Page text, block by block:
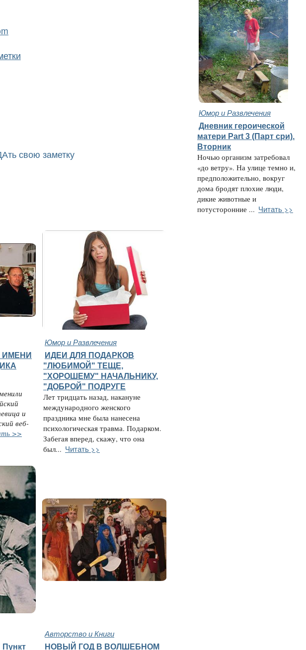
свою заметку
Юмор и Развлечения
ИМЕНИ
и
веб-
>>
ИДЕИ ДЛЯ ПОДАРКОВ
"ЛЮБИМОЙ" ТЕЩЕ,
"ХОРОШЕМУ" НАЧАЛЬНИКУ,
"ДОБРОЙ" ПОДРУГЕ
Лет тридцать назад, накануне
международного женского
праздника мне была нанесена
психологическая травма. Подарком.
Забегая вперед, скажу, что она
был... Читать >>
Авторство и Книги
НОВЫЙ ГОД В ВОЛШЕБНОМ
Юмор и Развлечения
Дневник героической
матери Part 3 (Парт сри).
Вторник
Ночью организм затребовал
«до ветру». На улице темно и,
предположительно, вокруг
дома бродят плохие люди,
дикие животные и
потусторонние ... Читать >>